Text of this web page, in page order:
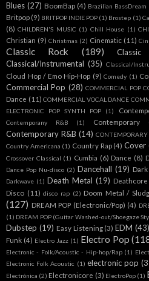
Blues (27) BoomBap (4) Brazilian BassDream
Britpop (9) BRITPOP INDIE POP (1) Brostep (1)
(8) CHILDREN'S MUSIC (1) Chill House (1)
Christian (9) Christmas (2) Cinematic (11)
Classic Rock (189) Classic
Classical/Instrumental (35) Classical/
Cloud Hop / Emo Hip-Hop (9) Comedy (1)
Commercial Pop (28) COMMERCIAL POP
Dance (11) COMMERCIAL VOCAL DANCE
ELECTRONIC POP SYNTH POP
(1)
Contemporany R&B (1) Contemporary
Contemporary R&B (14) CONTEMPORARY
Country Americana (1) Country Rap (4) Cover
Crossover Classical (1) Cumbia (6) Dance (8)
Dance Pop Nu-disco (2) Dancehall (19)
Darkwave (1) Death Metal (19) Deathcore
Disco (11) disco rap (2) Doom Metal /
(127) DREAM POP (Electronic/Pop) (4)
(1) DREAM POP (Guitar Washed-out/Shoegaze
Dubstep (19) Easy Listening (3) EDM (43)
Funk (4) Electro Jazz (1) Electro Pop
Electronic - Folk/Acoustic - Hip-hop/Rap (1)
Electronic Folk Acoustic (1) electronic pop
Electrónica (2) Electronicore (3) ElectroPop (1)